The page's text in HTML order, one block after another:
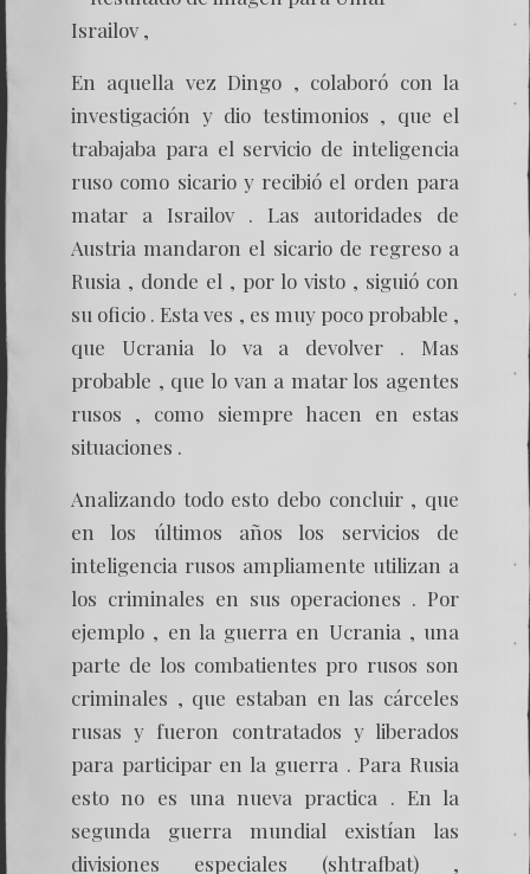
En aquella vez Dingo , colaboró con la
investigación y dio testimonios , que el
trabajaba para el servicio de inteligencia
ruso como sicario y recibió el orden para
matar a Israilov . Las autoridades de
Austria mandaron el sicario de regreso a
Rusia , donde el , por lo visto , siguió con
su oficio . Esta ves , es muy poco probable ,
que Ucrania lo va a devolver . Mas
probable , que lo van a matar los agentes
rusos , como siempre hacen en estas
situaciones .
Analizando todo esto debo concluir , que
en los últimos años los servicios de
inteligencia rusos ampliamente utilizan a
los criminales en sus operaciones . Por
ejemplo , en la guerra en Ucrania , una
parte de los combatientes pro rusos son
criminales , que estaban en las cárceles
rusas y fueron contratados y liberados
para participar en la guerra . Para Rusia
esto no es una nueva practica . En la
segunda guerra mundial existían las
divisiones especiales (shtrafbat) ,